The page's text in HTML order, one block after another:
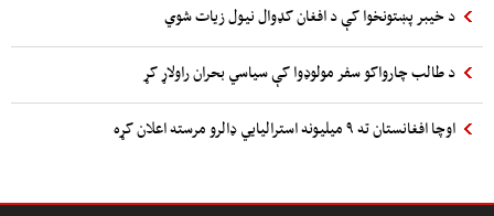
د خیبر پښتونخوا کې د افغان کډوال نیول زیات شوي
د طالب چارواکو سفر مولوډوا کې سیاسي بحران راولاړ کړ
اوچا افغانستان ته ۹ میلیونه استرالیایي ډالرو مرسته اعلان کړه